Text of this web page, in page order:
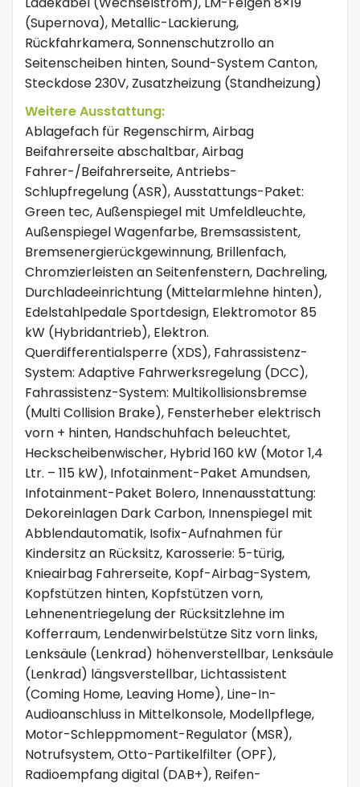
(Supernova), Metallic-Lackierung,
Rückfahrkamera, Sonnenschutzrollo an
Seitenscheiben hinten, Sound-System Canton,
Steckdose 230V, Zusatzheizung (Standheizung)
Weitere Ausstattung:
Ablagefach für Regenschirm, Airbag
Beifahrerseite abschaltbar, Airbag
Fahrer-/Beifahrerseite, Antriebs-
Schlupfregelung (ASR), Ausstattungs-Paket:
Green tec, Außenspiegel mit Umfeldleuchte,
Außenspiegel Wagenfarbe, Bremsassistent,
Bremsenergierückgewinnung, Brillenfach,
Chromzierleisten an Seitenfenstern, Dachreling,
Durchladeeinrichtung (Mittelarmlehne hinten),
Edelstahlpedale Sportdesign, Elektromotor 85
kW (Hybridantrieb), Elektron.
Querdifferentialsperre (XDS), Fahrassistenz-
System: Adaptive Fahrwerksregelung (DCC),
Fahrassistenz-System: Multikollisionsbremse
(Multi Collision Brake), Fensterheber elektrisch
vorn + hinten, Handschuhfach beleuchtet,
Heckscheibenwischer, Hybrid 160 kW (Motor 1,4
Ltr. – 115 kW), Infotainment-Paket Amundsen,
Infotainment-Paket Bolero, Innenausstattung:
Dekoreinlagen Dark Carbon, Innenspiegel mit
Abblendautomatik, Isofix-Aufnahmen für
Kindersitz an Rücksitz, Karosserie: 5-türig,
Knieairbag Fahrerseite, Kopf-Airbag-System,
Kopfstützen hinten, Kopfstützen vorn,
Lehnenentriegelung der Rücksitzlehne im
Kofferraum, Lendenwirbelstütze Sitz vorn links,
Lenksäule (Lenkrad) höhenverstellbar, Lenksäule
(Lenkrad) längsverstellbar, Lichtassistent
(Coming Home, Leaving Home), Line-In-
Audioanschluss in Mittelkonsole, Modellpflege,
Motor-Schleppmoment-Regulator (MSR),
Notrufsystem, Otto-Partikelfilter (OPF),
Radioempfang digital (DAB+), Reifen-